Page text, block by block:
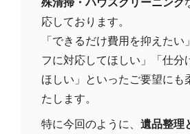
応しております。
「できるだけ費用を抑えたい
フに対応してほしい」「仕分
ほしい」といったご要望にも
たします。
特に今回のように、 遺品整理